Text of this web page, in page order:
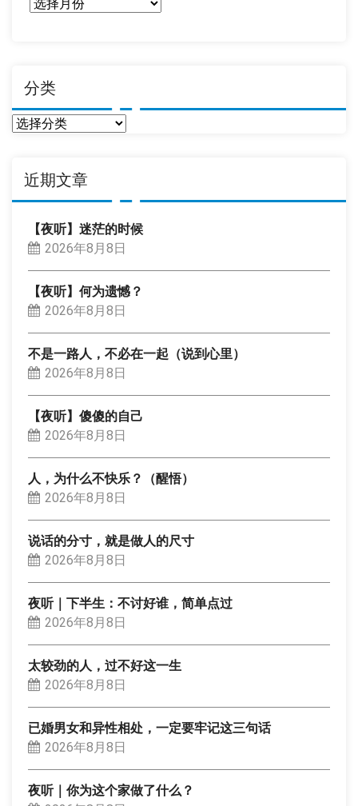
分类
分
近期文章
【夜听】迷茫的时候
2026年8月8日
【夜听】何为遗憾？
2026年8月8日
不是一路人，不必在一起（说到心里）
2026年8月8日
【夜听】傻傻的自己
2026年8月8日
人，为什么不快乐？（醒悟）
2026年8月8日
说话的分寸，就是做人的尺寸
2026年8月8日
夜听｜下半生：不讨好谁，简单点过
2026年8月8日
太较劲的人，过不好这一生
2026年8月8日
已婚男女和异性相处，一定要牢记这三句话
2026年8月8日
夜听｜你为这个家做了什么？